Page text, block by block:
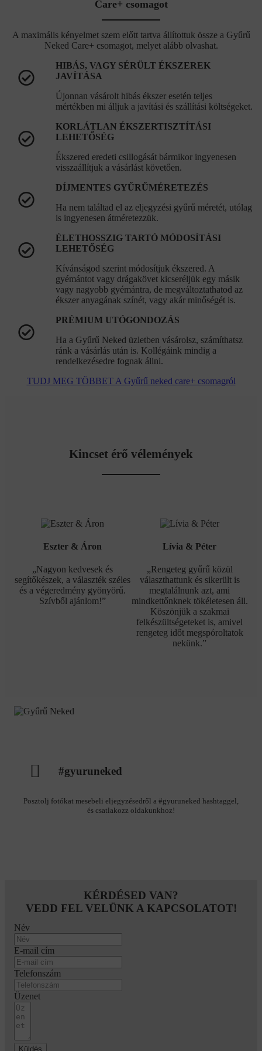
Care+ csomagot
A maximális kényelmet szem előtt tartva állítottuk össze a Gyűrű
Neked Care+ csomagot, melyet alább olvashat.
HIBÁS, VAGY SÉRÜLT ÉKSZEREK
JAVÍTÁSA
Újonnan vásárolt hibás ékszer esetén teljes
mértékben mi álljuk a javítási és szállítási költségeket.
KORLÁTLAN ÉKSZERTISZTÍTÁSI
LEHETŐSÉG
Ékszered eredeti csillogását bármikor ingyenesen
visszaállítjuk a vásárlást követően.
DÍJMENTES GYŰRŰMÉRETEZÉS
Ha nem találtad el az eljegyzési gyűrű méretét, utólag
is ingyenesen átméretezzük.
ÉLETHOSSZIG TARTÓ MÓDOSÍTÁSI
LEHETŐSÉG
Kívánságod szerint módosítjuk ékszered. A
gyémántot vagy drágakövet kicseréljük egy másik
vagy nagyobb gyémántra, de megváltoztathatod az
ékszer anyagának színét, vagy akár minőségét is.
PRÉMIUM UTÓGONDOZÁS
Ha a Gyűrű Neked üzletben vásárolsz, számíthatsz
ránk a vásárlás után is. Kollégáink mindig a
rendelkezésedre fognak állni.
TUDJ MEG TÖBBET A Gyűrű neked care+ csomagról
Kincset érő vélemények
Eszter & Áron
„Nagyon kedvesek és
segítőkészek, a választék széles
és a végeredmény gyönyörű.
Szívből ajánlom!”
Lívia & Péter
„Rengeteg gyűrű közül
választhattunk és sikerült is
megtalálnunk azt, ami
mindkettőnknek tökéletesen áll.
Köszönjük a szakmai
felkészültségeteket is, amivel
rengeteg időt megspóroltatok
nekünk.”
#gyuruneked
Posztolj fotókat mesebeli eljegyzésedről a #gyuruneked hashtaggel,
és csatlakozz oldakunkhoz!
KÉRDÉSED VAN?
VEDD FEL VELÜNK A KAPCSOLATOT!
Név
E-mail cím
Telefonszám
Üzenet
Küldés